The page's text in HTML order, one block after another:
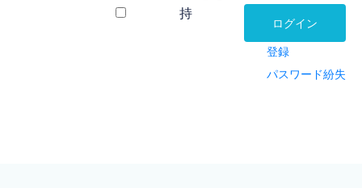
持
ログイン
登録
パスワード紛失